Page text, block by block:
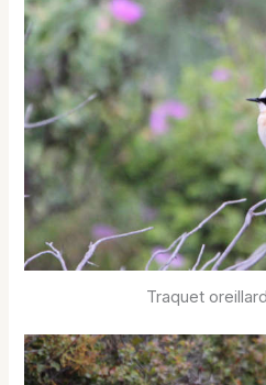
Traquet